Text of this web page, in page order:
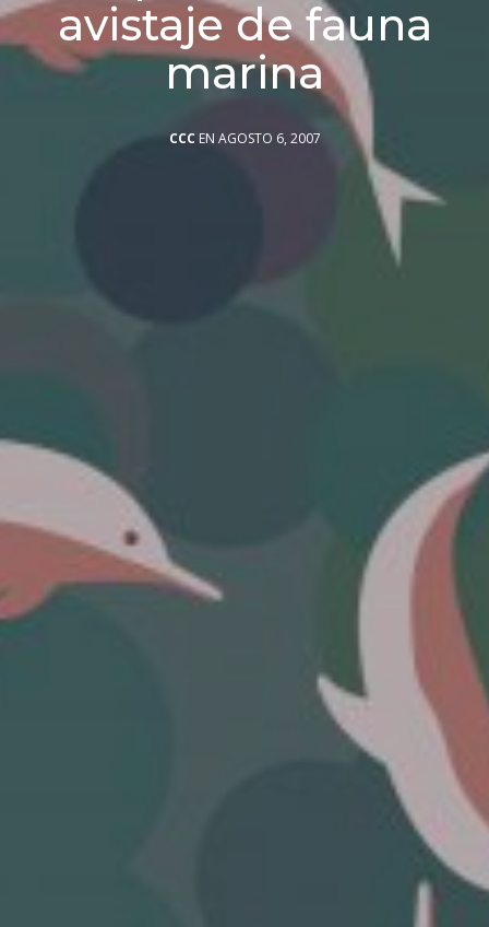
avistaje de fauna
marina
CCCEN AGOSTO 6, 2007